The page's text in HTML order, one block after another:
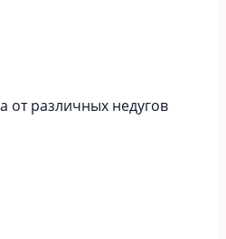
от различных недугов